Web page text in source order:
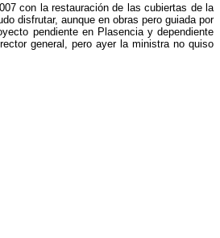
con la restauración de las cubiertas de la
disfrutar, aunque en obras pero guiada por
pendiente en Plasencia y dependiente
general, pero ayer la ministra no quiso